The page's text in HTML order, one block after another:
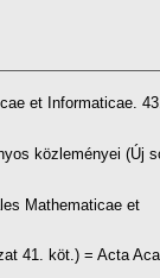
et Informaticae.
közleményei (Új
Mathematicae et
41. köt.) = Acta